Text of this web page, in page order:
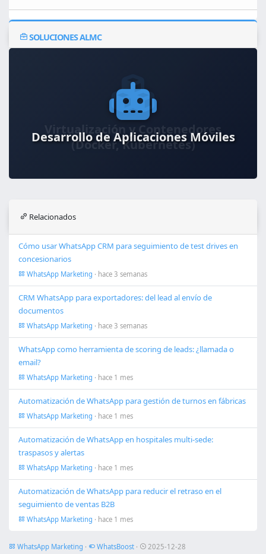
SOLUCIONES ALMC
Desarrollo de Aplicaciones Móviles
Relacionados
Cómo usar WhatsApp CRM para seguimiento de test drives en
concesionarios
WhatsApp Marketing · hace 3 semanas
CRM WhatsApp para exportadores: del lead al envío de
documentos
WhatsApp Marketing · hace 3 semanas
WhatsApp como herramienta de scoring de leads: ¿llamada o
email?
WhatsApp Marketing · hace 1 mes
Automatización de WhatsApp para gestión de turnos en fábricas
WhatsApp Marketing · hace 1 mes
Automatización de WhatsApp en hospitales multi-sede:
traspasos y alertas
WhatsApp Marketing · hace 1 mes
Automatización de WhatsApp para reducir el retraso en el
seguimiento de ventas B2B
WhatsApp Marketing · hace 1 mes
WhatsApp Marketing · WhatsBoost · 2025-12-28